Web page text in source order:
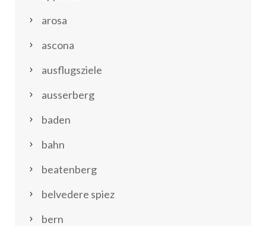
arosa
ascona
ausflugsziele
ausserberg
baden
bahn
beatenberg
belvedere spiez
bern